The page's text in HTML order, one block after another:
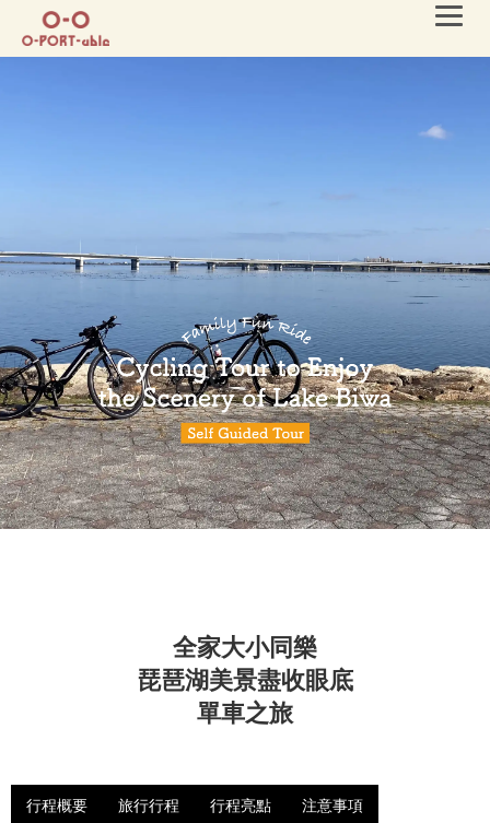
全家大小同樂
琵琶湖美景盡收眼底
單車之旅
行程概要 旅行行程 行程亮點 注意事項